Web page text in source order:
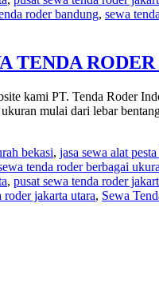
roder bandung, sewa
RODER
kami PT. Tenda Roder
mulai dari lebar
bekasi, jasa sewa alat
tenda roder berbagai
, pusat sewa tenda roder
roder jakarta utara, Sewa